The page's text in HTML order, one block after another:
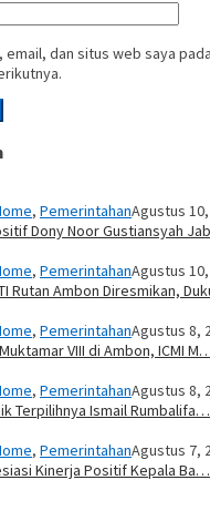
email, dan situs web saya
, PemerintahanAgustus
Dony Noor Gustiansyah
, PemerintahanAgustus
Rutan Ambon Diresmikan,
, PemerintahanAgustus 8,
VIII di Ambon, ICMI
, PemerintahanAgustus 8,
Terpilihnya Ismail Rumbalifa…
, PemerintahanAgustus 7,
Kinerja Positif Kepala Ba…